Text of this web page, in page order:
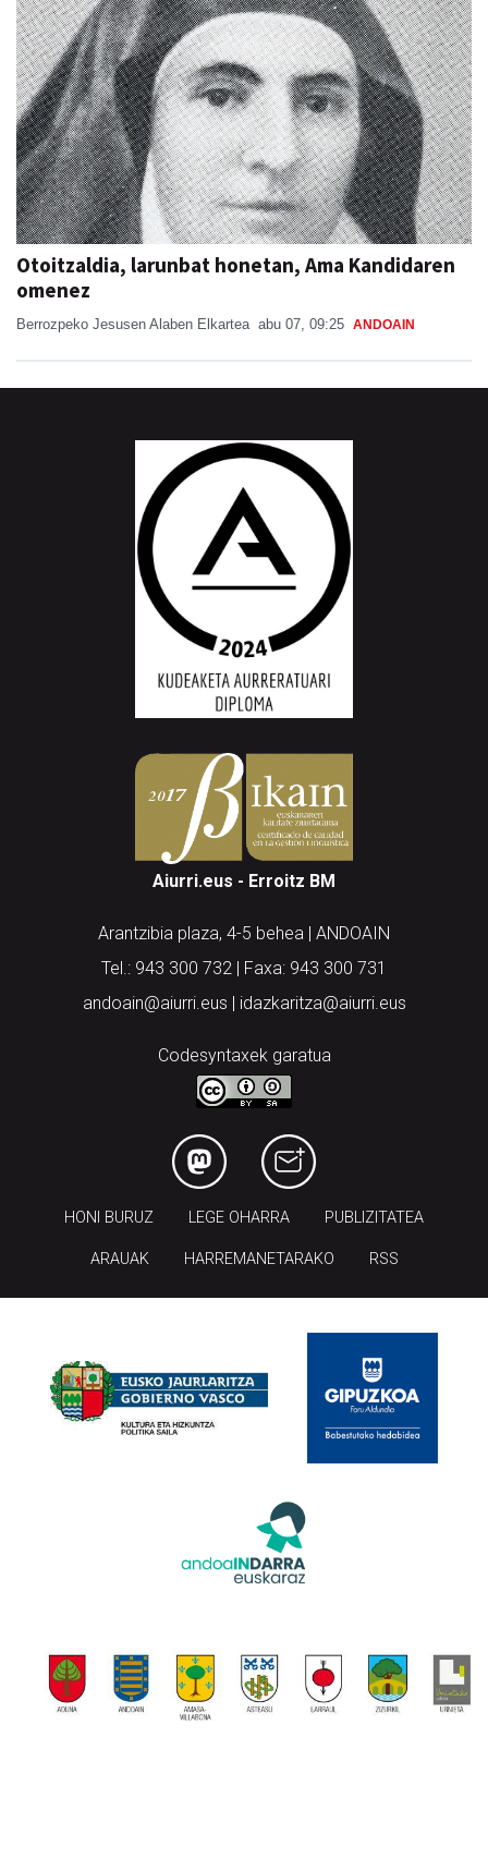
Otoitzaldia, larunbat honetan, Ama Kandidaren
omenez
Berrozpeko Jesusen Alaben Elkartea abu 07, 09:25 ANDOAIN
Aiurri.eus - Erroitz BM
Arantzibia plaza, 4-5 behea | ANDOAIN
Tel.: 943 300 732 | Faxa: 943 300 731
andoain@aiurri.eus | idazkaritza@aiurri.eus
Codesyntaxek garatua
HONI BURUZ LEGE OHARRA PUBLIZITATEA
ARAUAK HARREMANETARAKO RSS